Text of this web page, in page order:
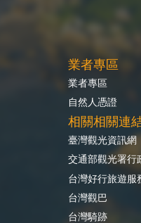
業者專區
業者專區
自然人憑證
相關相關連
臺灣觀光資訊網
交通部觀光署行
台灣好行旅遊服
台灣觀巴
台灣騎跡